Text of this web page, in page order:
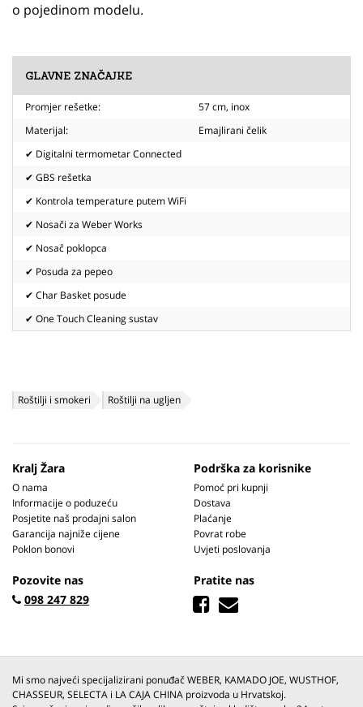
o pojedinom modelu.
GLAVNE ZNAČAJKE
Promjer rešetke:
57 cm, inox
Materijal:
Emajlirani čelik
✔ Digitalni termometar Connected
✔ GBS rešetka
✔ Kontrola temperature putem WiFi
✔ Nosači za Weber Works
✔ Nosač poklopca
✔ Posuda za pepeo
✔ Char Basket posude
✔ One Touch Cleaning sustav
Roštilji i smokeri Roštilji na ugljen
Kralj Žara
O nama
Informacije o poduzeću
Posjetite naš prodajni salon
Garancija najniže cijene
Poklon bonovi
Podrška za korisnike
Pomoć pri kupnji
Dostava
Plaćanje
Povrat robe
Uvjeti poslovanja
Pozovite nas
098 247 829
Pratite nas
Mi smo najveći specijalizirani ponuđač WEBER, KAMADO JOE, WUSTHOF,
CHASSEUR, SELECTA i LA CAJA CHINA proizvoda u Hrvatskoj.